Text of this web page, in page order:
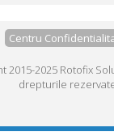
Centru
2015-2025 Rotofix
drepturile